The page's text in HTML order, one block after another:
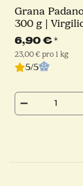
Grana
300 g |
6,90 €*
23,00 € pro 1 kg
5/5